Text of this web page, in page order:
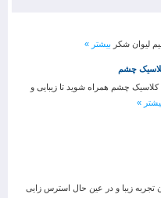
بیشتر »
چشم
چشم همراه شوید تا زیبایی و
»
زیبا و در عین حال استرس زایی